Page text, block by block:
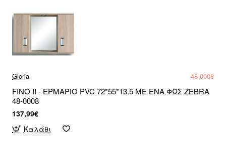
Gloria 48-0008
FINO II - ΕΡΜΑΡΙΟ PVC 72*55*13.5 ΜΕ ΕΝΑ ΦΩΣ ZEBRA
48-0008
137,99€
Καλάθι